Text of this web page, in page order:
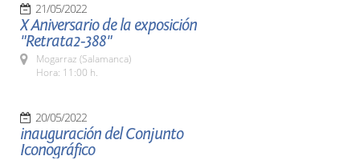
21/05/2022
X Aniversario de la exposición
"Retrata2-388"
Mogarraz (Salamanca)
Hora: 11:00 h.
20/05/2022
inauguración del Conjunto
Iconográfico